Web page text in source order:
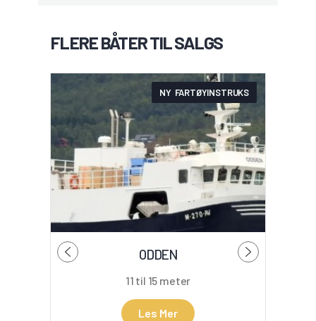
FLERE BÅTER TIL SALGS
NY FARTØYINSTRUKS
ODDEN
11 til 15 meter
Les Mer